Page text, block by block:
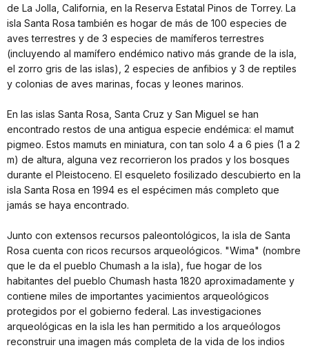
de La Jolla, California, en la Reserva Estatal Pinos de Torrey. La
isla Santa Rosa también es hogar de más de 100 especies de
aves terrestres y de 3 especies de mamíferos terrestres
(incluyendo al mamífero endémico nativo más grande de la isla,
el zorro gris de las islas), 2 especies de anfibios y 3 de reptiles
y colonias de aves marinas, focas y leones marinos.
En las islas Santa Rosa, Santa Cruz y San Miguel se han
encontrado restos de una antigua especie endémica: el mamut
pigmeo. Estos mamuts en miniatura, con tan solo 4 a 6 pies (1 a 2
m) de altura, alguna vez recorrieron los prados y los bosques
durante el Pleistoceno. El esqueleto fosilizado descubierto en la
isla Santa Rosa en 1994 es el espécimen más completo que
jamás se haya encontrado.
Junto con extensos recursos paleontológicos, la isla de Santa
Rosa cuenta con ricos recursos arqueológicos. "Wima" (nombre
que le da el pueblo Chumash a la isla), fue hogar de los
habitantes del pueblo Chumash hasta 1820 aproximadamente y
contiene miles de importantes yacimientos arqueológicos
protegidos por el gobierno federal. Las investigaciones
arqueológicas en la isla les han permitido a los arqueólogos
reconstruir una imagen más completa de la vida de los indios